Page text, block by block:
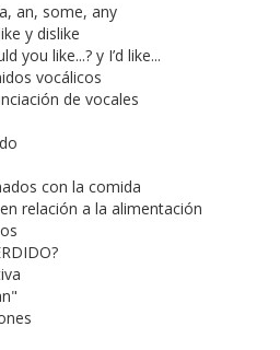
an, some, any
y dislike
you like...? y I’d like...
vocálicos
de vocales
con la comida
relación a la alimentación